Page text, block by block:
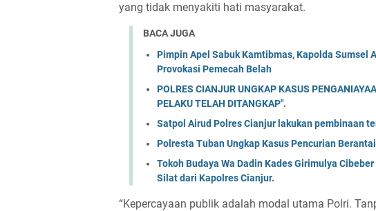
yang tidak menyakiti hati masyarakat.
BACA JUGA
Pimpin Apel Sabuk Kamtibmas, Kapolda Sumsel
Provokasi Pemecah Belah
POLRES CIANJUR UNGKAP KASUS
PELAKU TELAH DITANGKAP".
Satpol Airud Polres Cianjur lakukan pembinaan
Polresta Tuban Ungkap Kasus Pencurian
Tokoh Budaya Wa Dadin Kades Girimulya
Silat dari Kapolres Cianjur.
“Kepercayaan publik adalah modal utama Polri.